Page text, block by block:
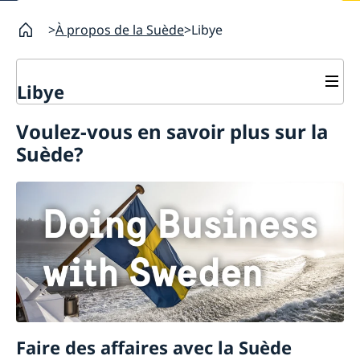
À propos de la Suède Libye
Libye
Visiter la Suède
Déménager à quelqu'un en Suède
Travailler en Suède
Voulez-vous en savoir plus sur la
Suède?
Faire des affaires avec la Suède